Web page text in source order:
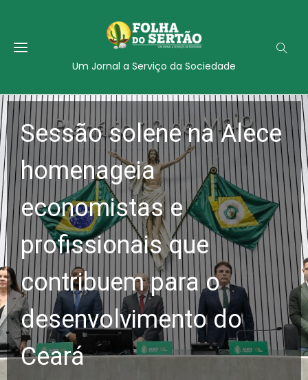
Um Jornal a Serviço da Sociedade
Sessão solene na Alece
homenageia
economistas e
profissionais que
contribuem para o
desenvolvimento do
Ceará